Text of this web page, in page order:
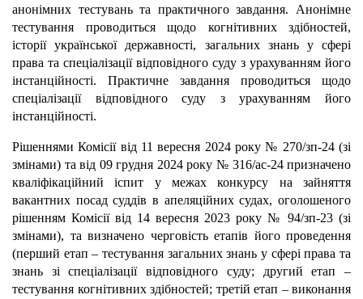
анонімних тестувань та практичного завдання. Анонімне
тестування проводиться щодо когнітивних здібностей,
історії української державності, загальних знань у сфері
права та спеціалізації відповідного суду з урахуванням його
інстанційності. Практичне завдання проводиться щодо
спеціалізації відповідного суду з урахуванням його
інстанційності.
Рішеннями Комісії від 11 вересня 2024 року № 270/зп-24 (зі
змінами) та від 09 грудня 2024 року № 316/ас-24 призначено
кваліфікаційний іспит у межах конкурсу на зайняття
вакантних посад суддів в апеляційних судах, оголошеного
рішенням Комісії від 14 вересня 2023 року № 94/зп-23 (зі
змінами), та визначено черговість етапів його проведення
(перший етап – тестування загальних знань у сфері права та
знань зі спеціалізації відповідного суду; другий етап –
тестування когнітивних здібностей; третій етап – виконання